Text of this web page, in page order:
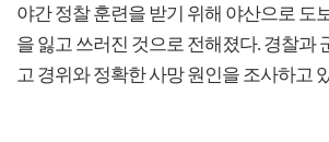
야간 정찰 훈련을 받기 위해 야산으로 도
을 잃고 쓰러진 것으로 전해졌다. 경찰과
고 경위와 정확한 사망 원인을 조사하고